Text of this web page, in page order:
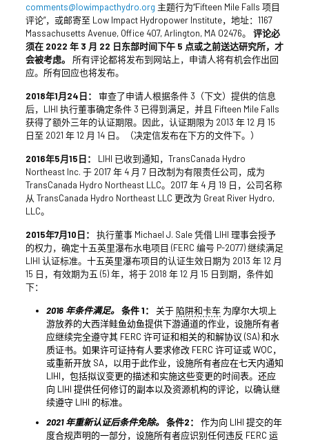
comments@lowimpacthydro.org 主题行为“Fifteen Mile Falls 项目
评论”，或邮寄至 Low Impact Hydropower Institute，地址：1167
Massachusetts Avenue, Office 407, Arlington, MA 02476。 评论必
须在 2022 年 3 月 22 日东部时间下午 5 点或之前送达研究所，才
会被考虑。
所有评论都将发布到网站上，申请人将有机会作出回
应。所有回应也将发布。
2018年1月24日： 审查了申请人根据条件 3（下文）提供的信息
后，LIHI 执行董事确定条件 3 已得到满足，并且 Fifteen Mile Falls
获得了额外三年的认证期限。因此，认证期限为 2013 年 12 月 15
日至 2021 年 12 月 14 日。（决定信发布在下方的文件下。）
2016年5月15日： LIHI 已收到通知，TransCanada Hydro
Northeast Inc. 于 2017 年 4 月 7 日改制为有限责任公司，成为
TransCanada Hydro Northeast LLC。2017 年 4 月 19 日，公司名称
从 TransCanada Hydro Northeast LLC 更改为 Great River Hydro,
LLC。
2015年7月10日：
执行董事 Michael J. Sale 凭借 LIHI 理事会授予
的权力，确定十五英里瀑布水电项目 (FERC 编号 P-2077) 继续满足
LIHI 认证标准。十五英里瀑布项目的认证生效日期为 2013 年 12 月
15 日，有效期为五 (5) 年，将于 2018 年 12 月 15 日到期，条件如
下：
2016 年条件满足。 条件 1： 关于 陷阱和卡车为摩尔大坝上
游放养的大西洋鲑鱼幼鱼提供下游通道的作业，设施所有者
应继续完全遵守其 FERC 许可证和相关的和解协议 (SA) 和水
质证书。如果许可证持有人要求修改 FERC 许可证或 WQC，
或重新开放 SA，以用于此作业，设施所有者应在七天内通知
LIHI，包括拟议变更的描述和实施这些变更的时间表。还应
向 LIHI 提供任何修订的副本以及资源机构的评论，以确认继
续遵守 LIHI 的标准。
2021 年重新认证后条件免除。 条件2：
作为向 LIHI 提交的年
度合规声明的一部分，设施所有者应识别任何违反 FERC 运